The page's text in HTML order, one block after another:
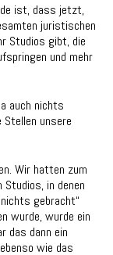
ist, dass jetzt,
juristischen
Studios gibt, die
und mehr
auch nichts
unsere
Wir hatten zum
Studios, in denen
gebracht“
wurde, wurde ein
das dann ein
wie das